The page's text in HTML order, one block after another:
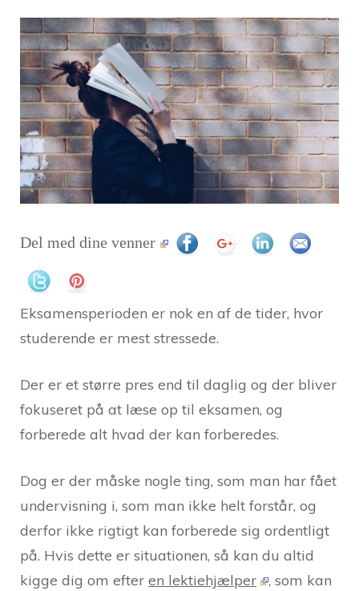
er
lige
om
–
Del med dine venner
Eksamensperioden er nok en af de tider, hvor
studerende er mest stressede.
Der er et større pres end til daglig og der bliver
fokuseret på at læse op til eksamen, og
forberede alt hvad der kan forberedes.
Dog er der måske nogle ting, som man har fået
undervisning i, som man ikke helt forstår, og
derfor ikke rigtigt kan forberede sig ordentligt
på. Hvis dette er situationen, så kan du altid
kigge dig om efter en lektiehjælper
, som kan